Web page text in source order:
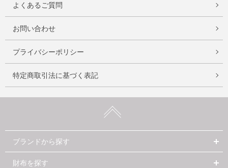
よくあるご質問
お問い合わせ
プライバシーポリシー
特定商取引法に基づく表記
ブランドから探す
財布を探す